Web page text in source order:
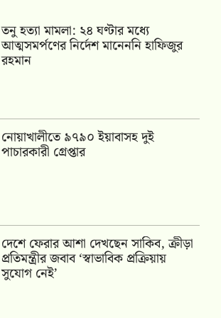
তনু হত্যা মামলা: ২৪ ঘণ্টার মধ্যে
আত্মসমর্পণের নির্দেশ মানেননি হাফিজুর
রহমান
নোয়াখালীতে ৯৭৯০ ইয়াবাসহ দুই
পাচারকারী গ্রেপ্তার
দেশে ফেরার আশা দেখছেন সাকিব, ক্রীড়া
প্রতিমন্ত্রীর জবাব ‘স্বাভাবিক প্রক্রিয়ায়
সুযোগ নেই’